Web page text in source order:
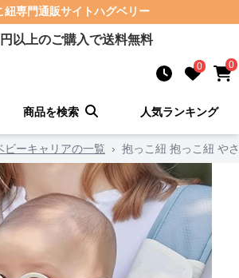
紐専門通販サイトハグベリー
円以上のご購入で送料無料
0 0
商品を検索 人気ランキング
ビーキャリアの一覧 › 抱っこ紐 抱っこ紐 や